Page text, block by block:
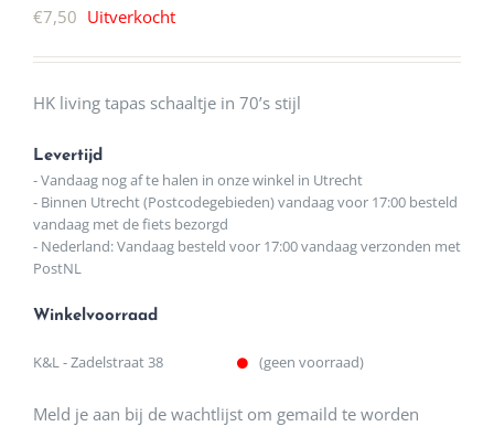
€7,50 Uitverkocht
HK living tapas schaaltje in 70’s stijl
Levertijd
- Vandaag nog af te halen in onze winkel in Utrecht
- Binnen Utrecht (Postcodegebieden) vandaag voor 17:00 besteld
vandaag met de fiets bezorgd
- Nederland: Vandaag besteld voor 17:00 vandaag verzonden met
PostNL
Winkelvoorraad
K&L - Zadelstraat 38 (geen voorraad)
Meld je aan bij de wachtlijst om gemaild te worden